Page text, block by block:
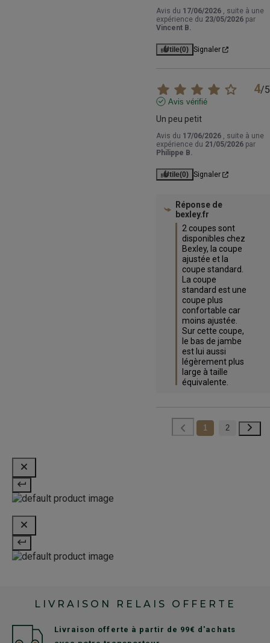
Avis du 17/06/2026 , suite à une
expérience du 23/05/2026 par
Vincent B.
Utile(0) Signaler
4/5
Avis vérifié
Un peu petit
Avis du 17/06/2026 , suite à une
expérience du 21/05/2026 par
Philippe B.
Utile(0) Signaler
Réponse de
bexley.fr
2 coupes sont
disponibles chez
Bexley, la coupe
ajustée et la
coupe standard.
La coupe
standard est une
coupe plus
confortable car
moins ajustée.
Sur cette coupe,
le bas de jambe
est lui aussi
légèrement plus
large à taille
équivalente.
1 2
LIVRAISON RELAIS OFFERTE
Livraison offerte à partir de 99€ d'achats